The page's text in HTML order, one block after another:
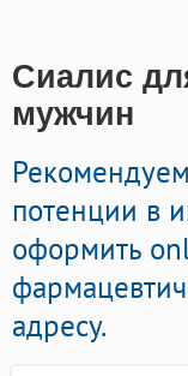
Сиалис
мужчин
потенции в
оформить
адресу.